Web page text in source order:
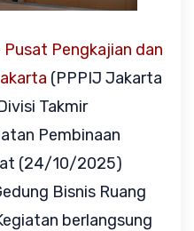
Pusat Pengkajian dan
(PPPIJ Jakarta
Takmir
Pembinaan
(24/10/2025)
Bisnis Ruang
berlangsung